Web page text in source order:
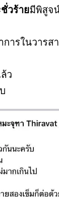
วร้ายมีพิสูจ
ารในวารส
ว